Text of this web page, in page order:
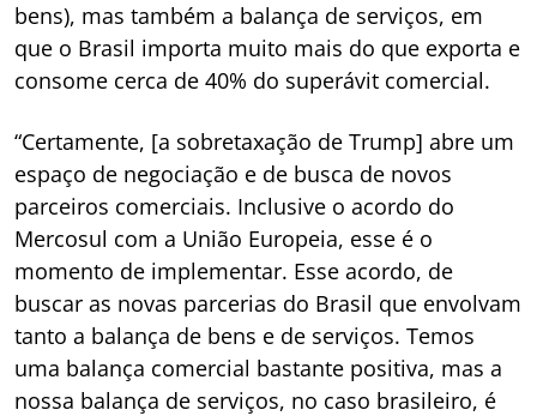
bens), mas também a balança de serviços, em
que o Brasil importa muito mais do que exporta e
consome cerca de 40% do superávit comercial.
“Certamente, [a sobretaxação de Trump] abre um
espaço de negociação e de busca de novos
parceiros comerciais. Inclusive o acordo do
Mercosul com a União Europeia, esse é o
momento de implementar. Esse acordo, de
buscar as novas parcerias do Brasil que envolvam
tanto a balança de bens e de serviços. Temos
uma balança comercial bastante positiva, mas a
nossa balança de serviços, no caso brasileiro, é